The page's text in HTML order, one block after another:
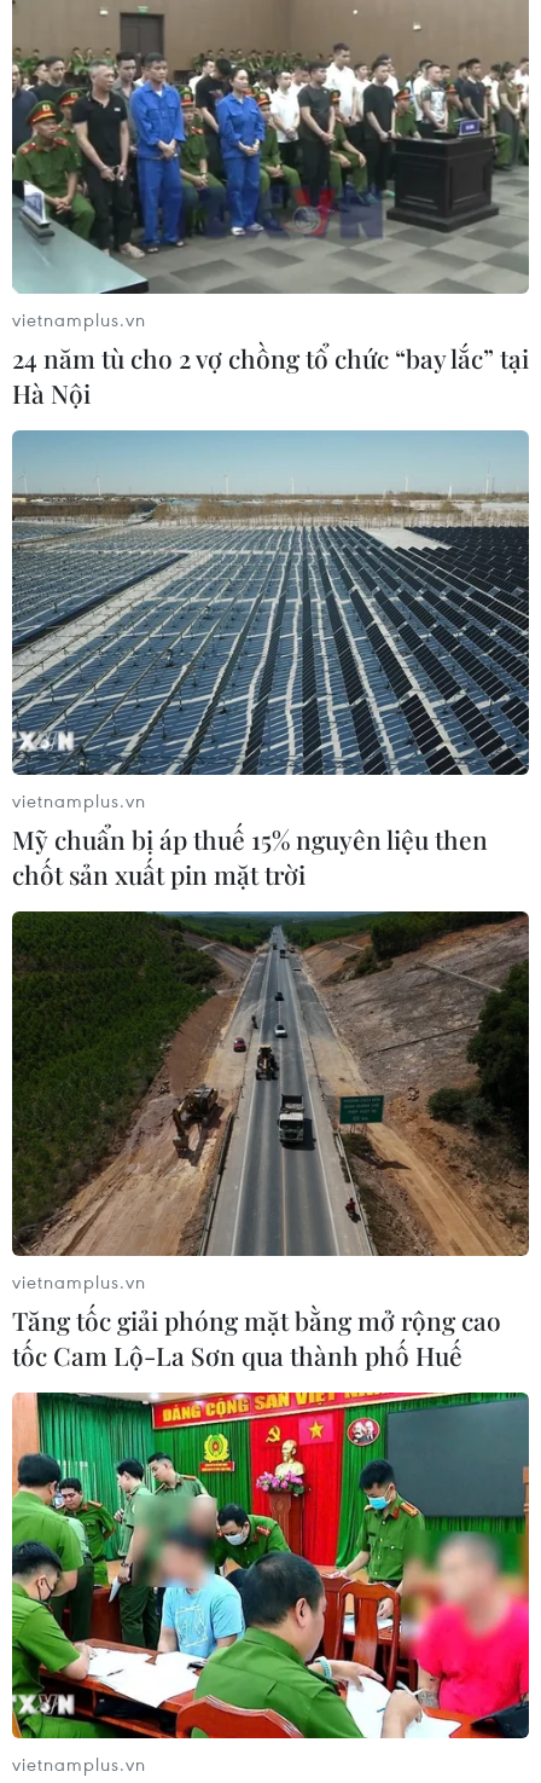
vietnamplus.vn
24 năm tù cho 2 vợ chồng tổ chức “bay lắc” tại
Hà Nội
vietnamplus.vn
Mỹ chuẩn bị áp thuế 15% nguyên liệu then
chốt sản xuất pin mặt trời
vietnamplus.vn
Tăng tốc giải phóng mặt bằng mở rộng cao
tốc Cam Lộ-La Sơn qua thành phố Huế
vietnamplus.vn